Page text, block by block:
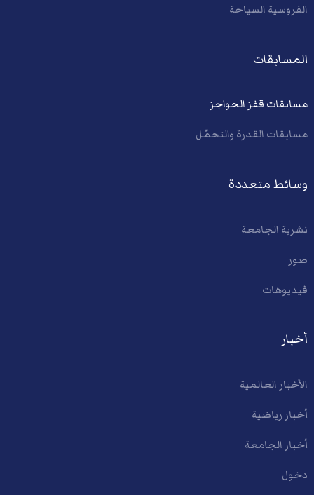
الفروسية السياحة
المسابقات
مسابقات قفز الحواجز
مسابقات القدرة والتحمّل
وسائط متعددة
نشرية الجامعة
صور
فيديوهات
أخبار
الأخبار العالمية
أخبار رياضية
أخبار الجامعة
دخول